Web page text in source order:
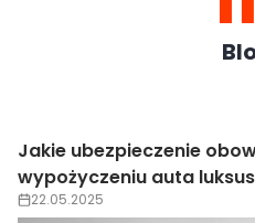
Wypożyczenie auta
trendy 2025
22.05.2025